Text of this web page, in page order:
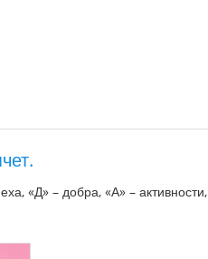
«Д» – добра, «А» – активности,